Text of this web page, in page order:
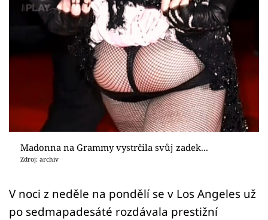
Virály
Sex a vztahy
Sledujte prima+
Přihlášení
Sledujte nás
Madonna na Grammy vystrčila svůj zadek...
Zdroj: archiv
V noci z neděle na pondělí se v Los Angeles už
po sedmapadesáté rozdávala prestižní